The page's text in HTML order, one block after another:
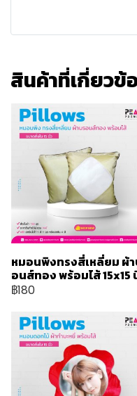
สินค้าที่เกี่ยวข้
หมอนพิงทรงสี่เหลี่ยม ผ้
อนส์ทอง พร้อมไส้ 15x15
฿180